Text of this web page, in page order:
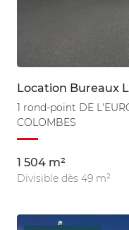
Location Bureaux
1 rond-point DE
COLOMBES
1 504 m²
Divisible dès 49 m²